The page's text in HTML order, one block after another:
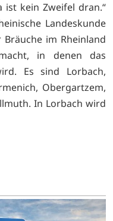
ist kein Zweifel dran.“
Landeskunde
im Rheinland
in denen das
Es sind Lorbach,
Obergartzem,
In Lorbach wird